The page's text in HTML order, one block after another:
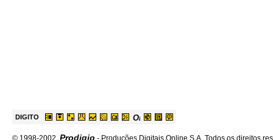
DIGITO
© 1998-2002 Prodigio - Produções Digitais Online S.A. Todos os direitos